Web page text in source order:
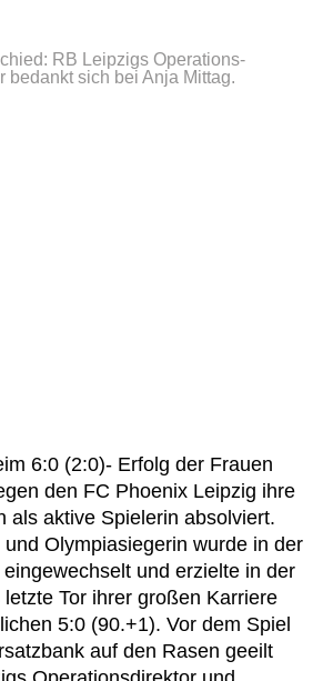
RB Leipzigs Operations-
bedankt sich bei Anja Mittag.
6:0 (2:0)- Erfolg der Frauen
den FC Phoenix Leipzig ihre
als aktive Spielerin absolviert.
Olympiasiegerin wurde in der
und erzielte in der
Tor ihrer großen Karriere
5:0 (90.+1). Vor dem Spiel
auf den Rasen geeilt